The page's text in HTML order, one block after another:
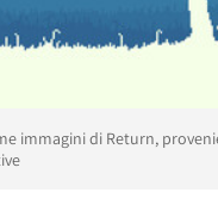
immagini di Return,